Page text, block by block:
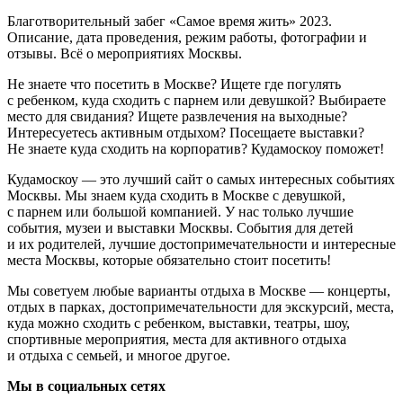
Благотворительный забег «Самое время жить» 2023.
Описание, дата проведения, режим работы, фотографии и
отзывы. Всё о мероприятиях Москвы.
Не знаете что посетить в Москве? Ищете где погулять
с ребенком, куда сходить с парнем или девушкой? Выбираете
место для свидания? Ищете развлечения на выходные?
Интересуетесь активным отдыхом? Посещаете выставки?
Не знаете куда сходить на корпоратив? Кудамоскоу поможет!
Кудамоскоу — это лучший сайт о самых интересных событиях
Москвы. Мы знаем куда сходить в Москве с девушкой,
с парнем или большой компанией. У нас только лучшие
события, музеи и выставки Москвы. События для детей
и их родителей, лучшие достопримечательности и интересные
места Москвы, которые обязательно стоит посетить!
Мы советуем любые варианты отдыха в Москве — концерты,
отдых в парках, достопримечательности для экскурсий, места,
куда можно сходить с ребенком, выставки, театры, шоу,
спортивные мероприятия, места для активного отдыха
и отдыха с семьей, и многое другое.
Мы в социальных сетях